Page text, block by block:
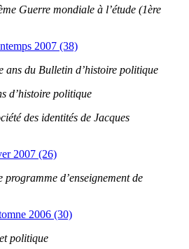
Guerre mondiale à l’étude (1ère
2007 (38)
ans du Bulletin d’histoire politique
d’histoire politique
des identités de Jacques
2007 (26)
programme d’enseignement de
2006 (30)
politique